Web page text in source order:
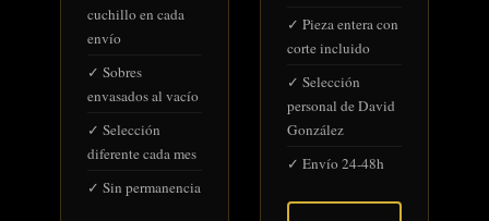
cuchillo en cada
envío
✓ Sobres
envasados al vacío
✓ Selección
diferente cada mes
✓ Sin permanencia
✓ Pieza entera con
corte incluido
✓ Selección
personal de David
González
✓ Envío 24-48h